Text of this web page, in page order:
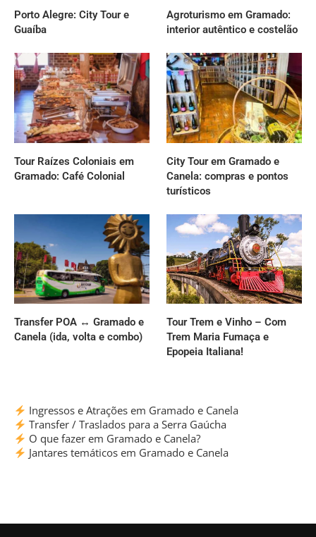
Porto Alegre: City Tour e
Guaíba
Agroturismo em Gramado:
interior autêntico e costelão
Tour Raízes Coloniais em
Gramado: Café Colonial
City Tour em Gramado e
Canela: compras e pontos
turísticos
Transfer POA ↔ Gramado e
Canela (ida, volta e combo)
Tour Trem e Vinho – Com
Trem Maria Fumaça e
Epopeia Italiana!
Ingressos e Atrações em Gramado e Canela
Transfer / Traslados para a Serra Gaúcha
O que fazer em Gramado e Canela?
Jantares temáticos em Gramado e Canela